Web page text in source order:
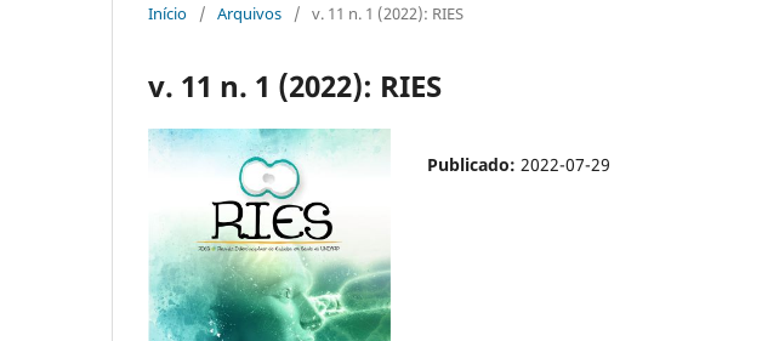
Início / Arquivos / v. 11 n. 1 (2022): RIES
v. 11 n. 1 (2022): RIES
Publicado: 2022-07-29